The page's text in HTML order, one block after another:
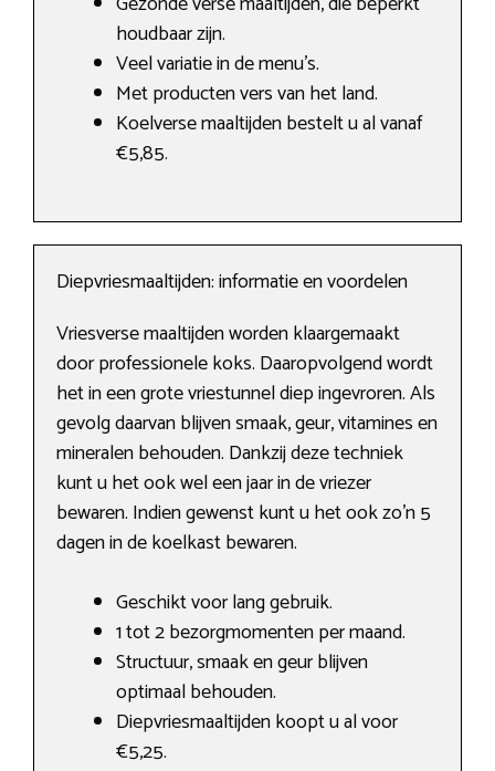
houdbaar zijn.
Veel variatie in de menu’s.
Met producten vers van het land.
Koelverse maaltijden bestelt u al vanaf
€5,85.
Diepvriesmaaltijden: informatie en voordelen
Vriesverse maaltijden worden klaargemaakt
door professionele koks. Daaropvolgend wordt
het in een grote vriestunnel diep ingevroren. Als
gevolg daarvan blijven smaak, geur, vitamines en
mineralen behouden. Dankzij deze techniek
kunt u het ook wel een jaar in de vriezer
bewaren. Indien gewenst kunt u het ook zo’n 5
dagen in de koelkast bewaren.
Geschikt voor lang gebruik.
1 tot 2 bezorgmomenten per maand.
Structuur, smaak en geur blijven
optimaal behouden.
Diepvriesmaaltijden koopt u al voor
€5,25.